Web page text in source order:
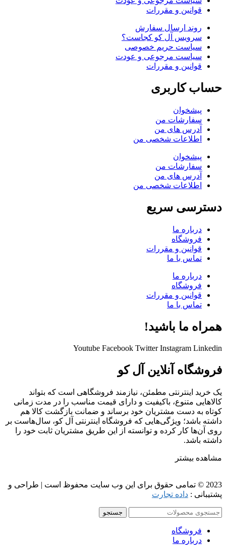
قوانین و مقررات
روند ارسال سفارش
سرویس آل کو کجاست؟
سیاست حریم خصوصی
سیاست مرجوعی و عودت
قوانین و مقررات
حساب کاربری
پیشخوان
سفارشات من
آدرس های من
اطلاعات شخصی من
پیشخوان
سفارشات من
آدرس های من
اطلاعات شخصی من
دسترسی سریع
درباره ما
فروشگاه
قوانین و مقررات
تماس با ما
درباره ما
فروشگاه
قوانین و مقررات
تماس با ما
همراه ما باشید!
Youtube Facebook Twitter Instagram Linkedin
فروشگاه آنلاین آل کو
یک خرید اینترنتی مطمئن، نیازمند فروشگاهی است که بتواند
کالاهایی متنوع، باکیفیت و دارای قیمت مناسب را در مدت زمانی
کوتاه به دست مشتریان خود برساند و ضمانت بازگشت کالا هم
داشته باشد؛ ویژگی‌هایی که فروشگاه اینترنتی آل کو، سال‌هاست بر
روی آن‌ها کار کرده و توانسته از این طریق مشتریان ثابت خود را
داشته باشد.
مشاهده بیشتر
2023 © تمامی حقوق برای این وب سایت محفوظ است | طراحی و
پشتیبانی : داده تجارت
جستجو
فروشگاه
درباره ما